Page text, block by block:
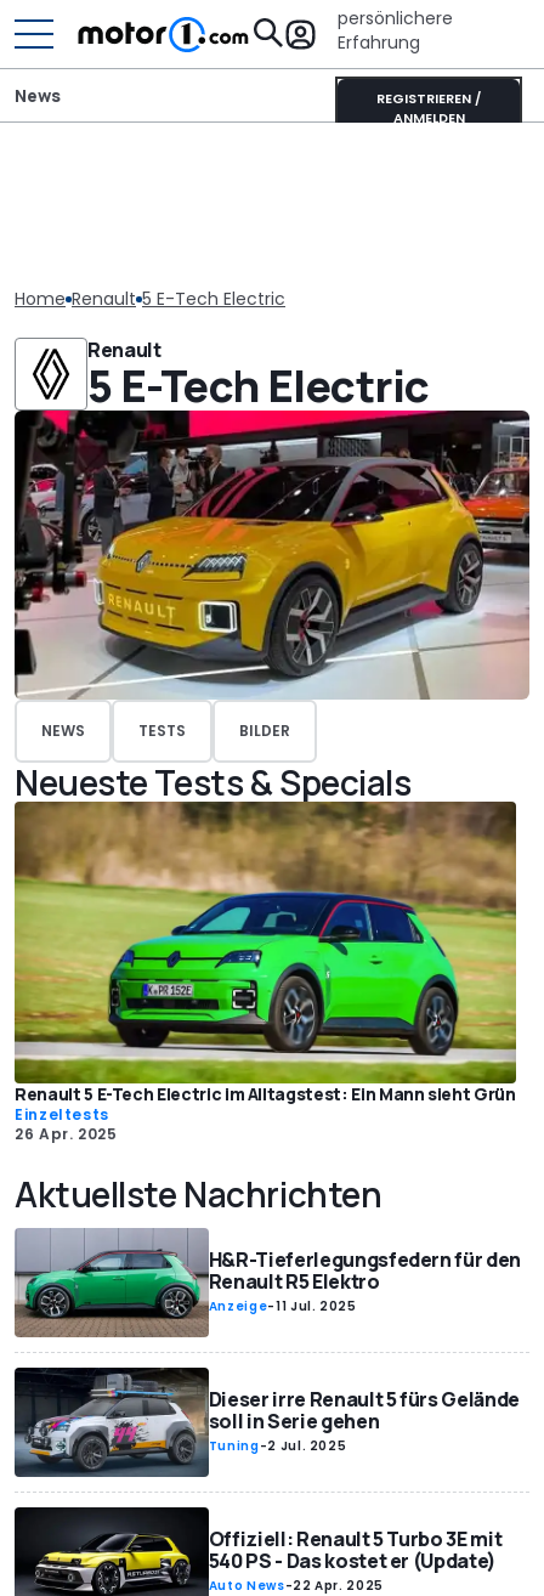
persönlichere
Erfahrung
REGISTRIEREN /
ANMELDEN
News
Home Renault 5 E-Tech Electric
Renault
5 E-Tech Electric
NEWS TESTS BILDER
Neueste Tests & Specials
Renault 5 E-Tech Electric im Alltagstest: Ein Mann sieht Grün
Einzeltests
26 Apr. 2025
Aktuellste Nachrichten
H&R-Tieferlegungsfedern für den
Renault R5 Elektro
Anzeige-11 Jul. 2025
Dieser irre Renault 5 fürs Gelände
soll in Serie gehen
Tuning-2 Jul. 2025
Offiziell: Renault 5 Turbo 3E mit
540 PS - Das kostet er (Update)
Auto News-22 Apr. 2025